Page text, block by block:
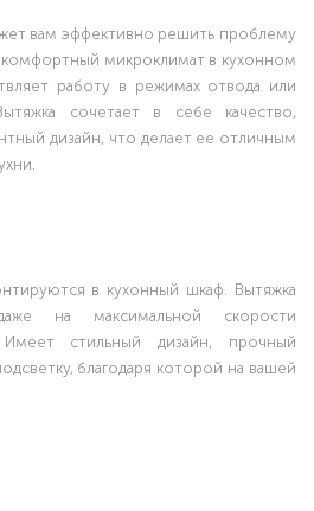
вам эффективно решить проблему
комфортный микроклимат в кухонном
работу в режимах отвода или
сочетает в себе качество,
дизайн, что делает ее отличным
в кухонный шкаф. Вытяжка
на максимальной скорости
стильный дизайн, прочный
благодаря которой на вашей